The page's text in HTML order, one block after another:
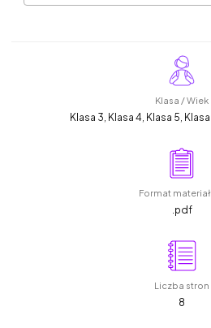
Klasa / Wiek
Klasa 3, Klasa 4, Klasa 5,
Format
.pdf
Liczba stron
8